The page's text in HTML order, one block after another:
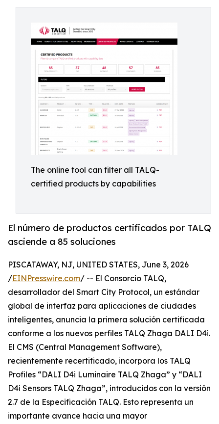
The online tool can filter all TALQ-
certified products by capabilities
El número de productos certificados por TALQ
asciende a 85 soluciones
PISCATAWAY, NJ, UNITED STATES, June 3, 2026
/EINPresswire.com/ -- El Consorcio TALQ,
desarrollador del Smart City Protocol, un estándar
global de interfaz para aplicaciones de ciudades
inteligentes, anuncia la primera solución certificada
conforme a los nuevos perfiles TALQ Zhaga DALI D4i.
El CMS (Central Management Software),
recientemente recertificado, incorpora los TALQ
Profiles “DALI D4i Luminaire TALQ Zhaga” y “DALI
D4i Sensors TALQ Zhaga”, introducidos con la versión
2.7 de la Especificación TALQ. Esto representa un
importante avance hacia una mayor